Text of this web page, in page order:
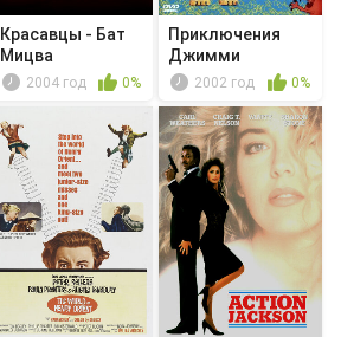
Красавцы - Бат
Мицва
2004 год 0%
Приключения
Джимми
Нейтрона,
2002 год 0%